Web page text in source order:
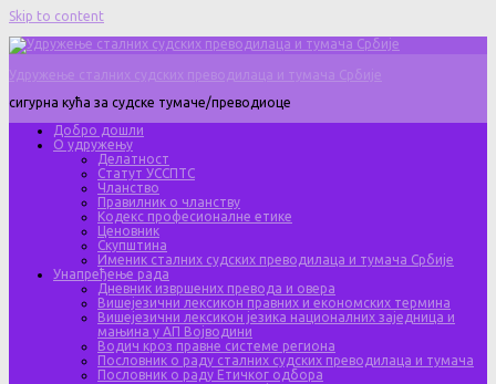
Skip to content
Удружење сталних судских преводилаца и тумача Србије
сигурна кућа за судске тумаче/преводиоце
Добро дошли
О удружењу
Делатност
Статут УССПТС
Чланство
Правилник о чланству
Кодекс професионалне етике
Ценовник
Скупштина
Именик сталних судских преводилаца и тумача Србије
Унапређење рада
Дневник извршених превода и овера
Вишејезични лексикон правних и економских термина
Вишејезични лексикон језика националних заједница и
мањина у АП Војводини
Водич кроз правне системе региона
Пословник о раду сталних судских преводилаца и тумача
Пословник о раду Етичког одбора